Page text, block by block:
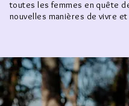
toutes les femmes en quête
nouvelles manières de vivre